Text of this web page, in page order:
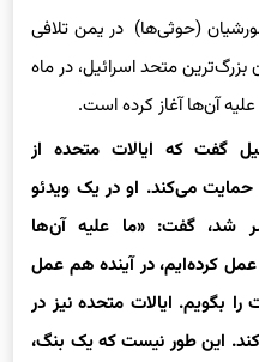
کرده و خساراتی وارد کنند.
(حوثی‌ها) در یمن تلافی
متحد اسرائیل، در ماه
گفت که ایالات متحده از
می‌کند. او در یک ویدئو
شد، گفت: «ما علیه آن‌ها
کرده‌ایم، در آینده هم عمل
بگویم. ایالات متحده نیز در